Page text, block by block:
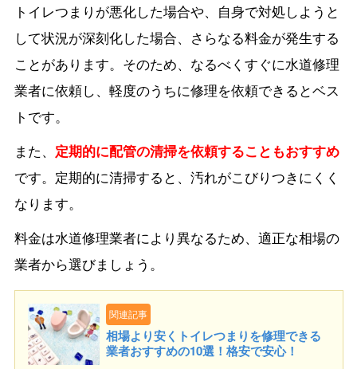
トイレつまりが悪化した場合や、自身で対処しようと
して状況が深刻化した場合、さらなる料金が発生する
ことがあります。そのため、なるべくすぐに水道修理
業者に依頼し、軽度のうちに修理を依頼できるとベス
トです。
また、 定期的に配管の清掃を依頼することもおすすめ
です。定期的に清掃すると、汚れがこびりつきにくく
なります。
料金は水道修理業者により異なるため、適正な相場の
業者から選びましょう。
関連記事
相場より安くトイレつまりを修理できる
業者おすすめの10選！格安で安心！